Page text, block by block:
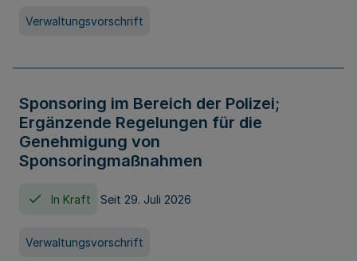
Verwaltungsvorschrift
Sponsoring im Bereich der Polizei;
Ergänzende Regelungen für die
Genehmigung von
Sponsoringmaßnahmen
In Kraft Seit 29. Juli 2026
Verwaltungsvorschrift